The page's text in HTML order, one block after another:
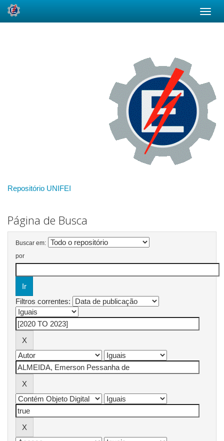
Repositório UNIFEI
Página de Busca
Buscar em:
por
Filtros correntes: